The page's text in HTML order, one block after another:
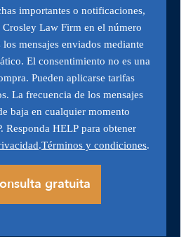
importantes o notificaciones,
Law Firm en el número
mensajes enviados mediante
El consentimiento no es una
Pueden aplicarse tarifas
La frecuencia de los mensajes
baja en cualquier momento
Responda HELP para obtener
.Términos y condiciones.